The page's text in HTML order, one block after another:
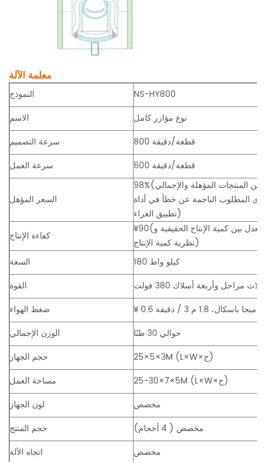
معلمة الآلة
النموذج
NS-HY800
الاسم
نوع مؤازر كامل
سرعة التصميم
800 قطعة/دقيقة
سرعة العمل
600 قطعة/دقيقة
السعر المؤهل
المطلوب الناجمة عن خطأ في أداة
تطبيق الغراء)
كفاءة الإنتاج
¥
نظرية كمية الإنتاج)
السعة
180 كيلو واط
القوة
ثلاث مراحل وأربعة أسلاك 380 فولت
ضغط الهواء
¥
0.6 ميجا باسكال، 1.8 م 3 / دقيقة
الوزن الإجمالي
حوالي 30 طنًا
حجم الجهاز
25×5×3M (L×W× ح)
مساحة العمل
25-30×7×5M (L×W× ح)
لون الجهاز
مخصص
حجم المنتج
مخصص ( 4 أحجام)
اتجاه الآلة
مخصص